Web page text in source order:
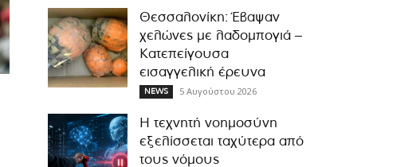
Θεσσαλονίκη: Έβαψαν
χελώνες με λαδομπογιά –
Κατεπείγουσα
εισαγγελική έρευνα
NEWS 5 Αυγούστου 2026
Η τεχνητή νοημοσύνη
εξελίσσεται ταχύτερα από
τους νόμους